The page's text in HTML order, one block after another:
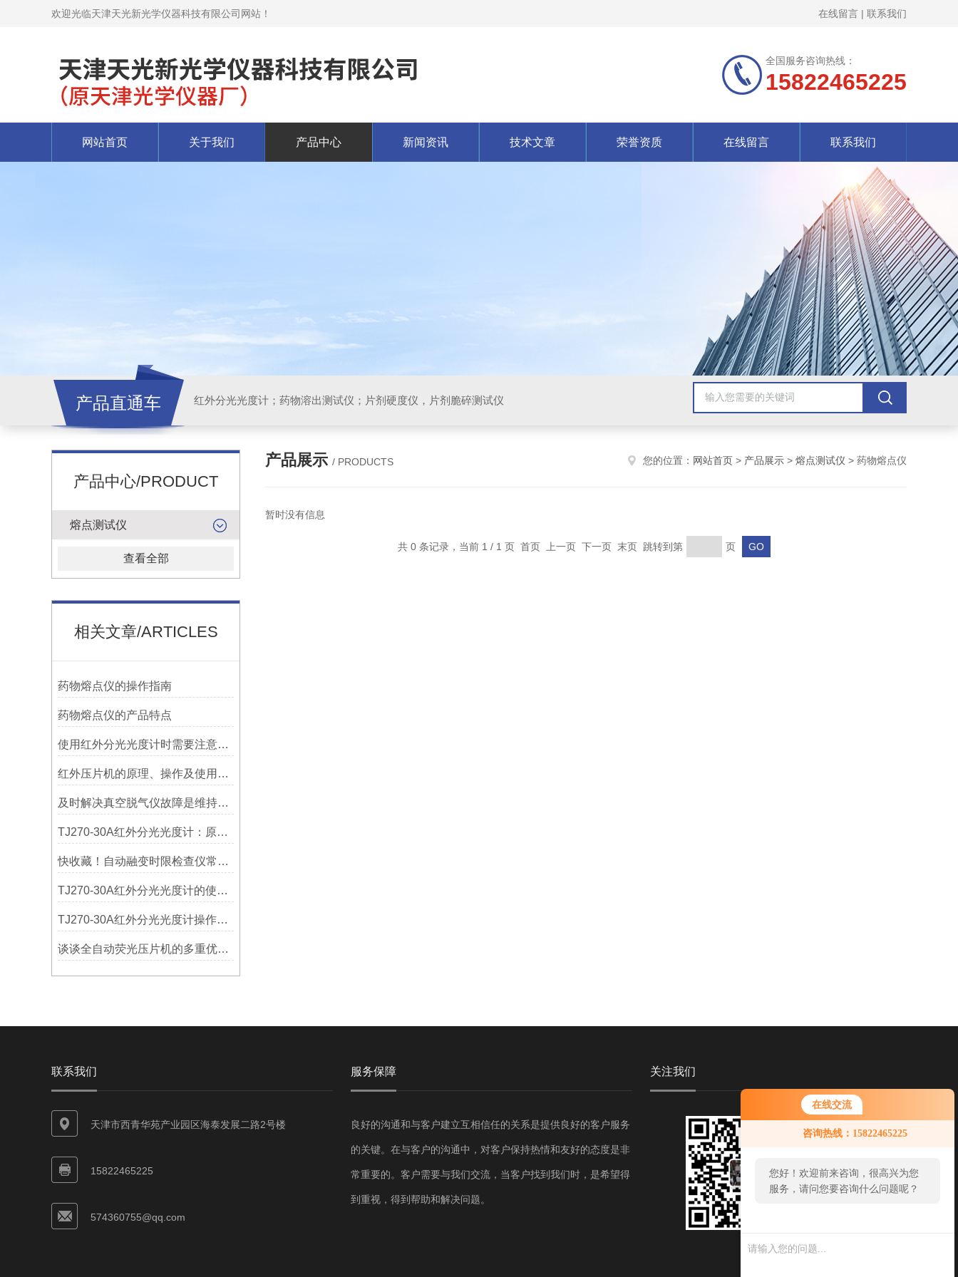
在线交流
咨询热线：15822465225
您好！欢迎前来咨询，很高兴为您
服务，请问您要咨询什么问题呢？
欢迎光临天津天光新光学仪器科技有限公司网站！ 在线留言 | 联系我们
全国服务咨询热线：
15822465225
网站首页 关于我们 产品中心 新闻资讯 技术文章 荣誉资质 在线留言 联系我们
产品直通车 红外分光光度计；药物溶出测试仪；片剂硬度仪，片剂脆碎测试仪
产品中心/PRODUCT
熔点测试仪
查看全部
相关文章/ARTICLES
药物熔点仪的操作指南
药物熔点仪的产品特点
使用红外分光光度计时需要注意什么？
红外压片机的原理、操作及使用注意事项
及时解决真空脱气仪故障是维持系统可靠运行的核心
TJ270-30A红外分光光度计：原理与应用
快收藏！自动融变时限检查仪常见故障的对应解决妙招
TJ270-30A红外分光光度计的使用步骤分享
TJ270-30A红外分光光度计操作简便，结果可靠
谈谈全自动荧光压片机的多重优势与应用
产品展示 / PRODUCTS 您的位置： 网站首页 > 产品展示 > 熔点测试仪 > 药物熔点仪
暂时没有信息
共 0 条记录，当前 1 / 1 页 首页 上一页 下一页 末页 跳转到第 页
联系我们
天津市西青华苑产业园区海泰发展二路2号楼
15822465225
574360755@qq.com
服务保障
良好的沟通和与客户建立互相信任的关系是提供良好的客户服务
的关键。在与客户的沟通中，对客户保持热情和友好的态度是非
常重要的。客户需要与我们交流，当客户找到我们时，是希望得
到重视，得到帮助和解决问题。
关注我们